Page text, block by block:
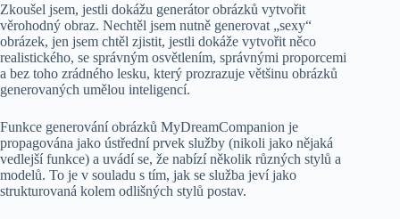
Zkoušel jsem, jestli dokážu generátor obrázků vytvořit
věrohodný obraz. Nechtěl jsem nutně generovat „sexy“
obrázek, jen jsem chtěl zjistit, jestli dokáže vytvořit něco
realistického, se správným osvětlením, správnými proporcemi
a bez toho zrádného lesku, který prozrazuje většinu obrázků
generovaných umělou inteligencí.
Funkce generování obrázků MyDreamCompanion je
propagována jako ústřední prvek služby (nikoli jako nějaká
vedlejší funkce) a uvádí se, že nabízí několik různých stylů a
modelů. To je v souladu s tím, jak se služba jeví jako
strukturovaná kolem odlišných stylů postav.